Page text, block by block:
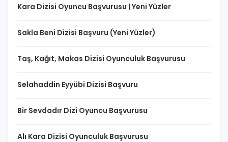
Kara Dizisi Oyuncu Başvurusu | Yeni Yüzler
Sakla Beni Dizisi Başvuru (Yeni Yüzler)
Taş, Kağıt, Makas Dizisi Oyunculuk Başvurusu
Selahaddin Eyyübi Dizisi Başvuru
Bir Sevdadır Dizi Oyuncu Başvurusu
Alı Kara Dizisi Oyunculuk Başvurusu